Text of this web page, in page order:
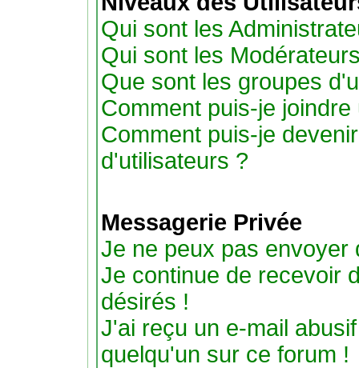
Qui sont les
Qui sont les
Que sont les groupes
Comment puis-je
Comment puis-je
d'utilisateurs ?
Messagerie Privée
Je ne peux pas envoyer
Je continue de recevoir
désirés !
J'ai reçu un e-mail
quelqu'un sur ce forum !